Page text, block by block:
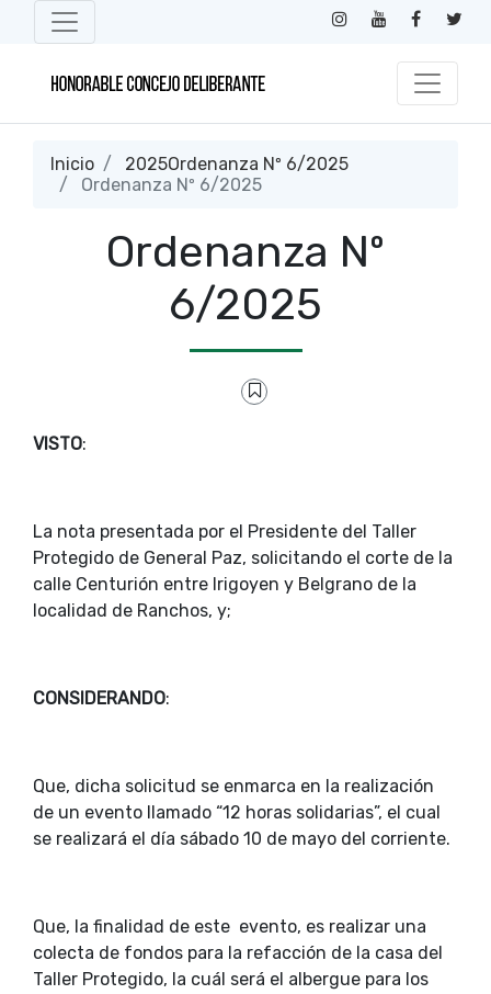
Inicio
2025Ordenanza Nº 6/2025
Ordenanza Nº 6/2025
Ordenanza Nº
6/2025
VISTO:
La nota presentada por el Presidente del Taller
Protegido de General Paz, solicitando el corte de la
calle Centurión entre Irigoyen y Belgrano de la
localidad de Ranchos, y;
CONSIDERANDO:
Que, dicha solicitud se enmarca en la realización
de un evento llamado “12 horas solidarias”, el cual
se realizará el día sábado 10 de mayo del corriente.
Que, la finalidad de este evento, es realizar una
colecta de fondos para la refacción de la casa del
Taller Protegido, la cuál será el albergue para los